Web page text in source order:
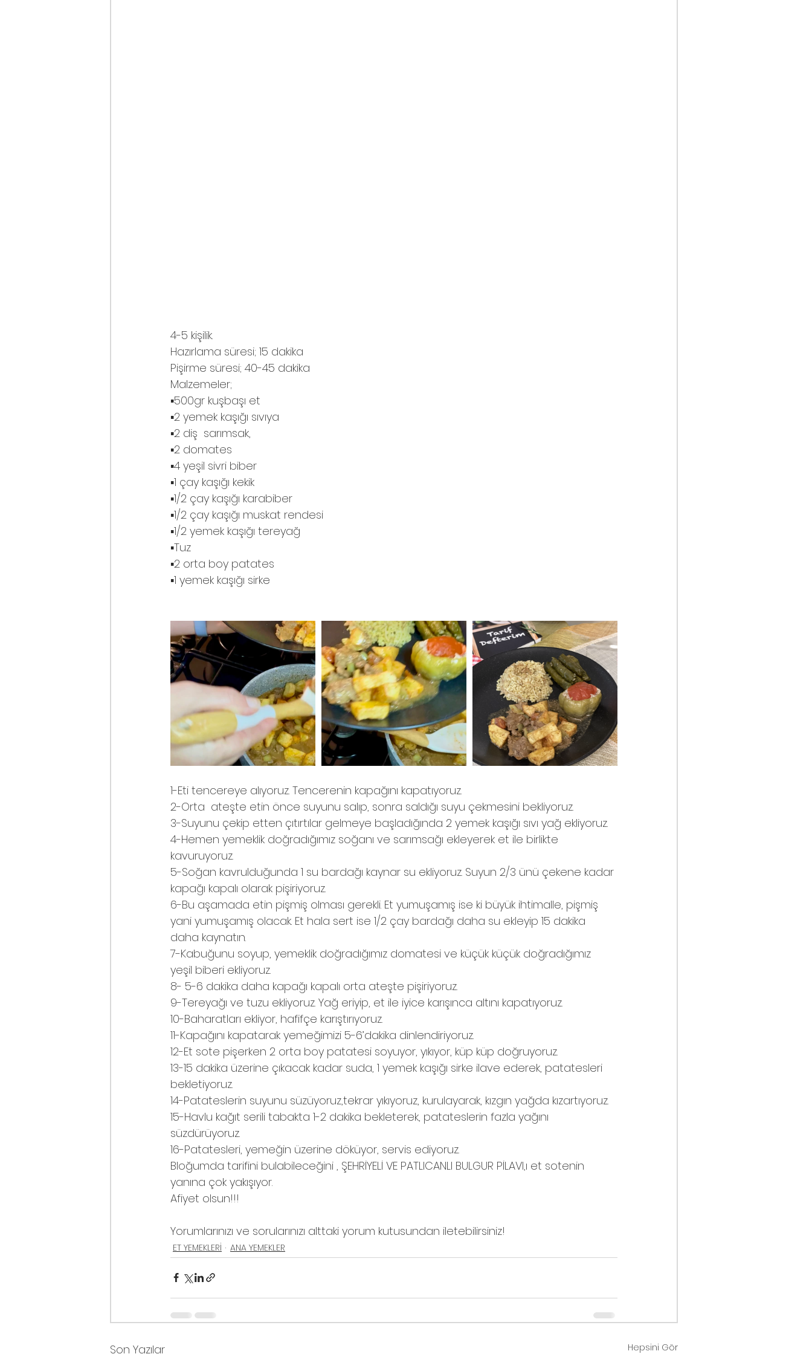
4-5 kişilik.
Hazırlama süresi; 15 dakika
Pişirme süresi; 40-45 dakika
Malzemeler;
▪️500gr kuşbaşı et
▪️2 yemek kaşığı sıvıya
▪️2 diş  sarımsak,
▪️2 domates
▪️4 yeşil sivri biber
▪️1 çay kaşığı kekik
▪️1/2 çay kaşığı karabiber
▪️1/2 çay kaşığı muskat rendesi
▪️1/2 yemek kaşığı tereyağ
▪️Tuz
▪️2 orta boy patates
▪️1 yemek kaşığı sirke
1-Eti tencereye alıyoruz. Tencerenin kapağını kapatıyoruz.
2-Orta  ateşte etin önce suyunu salıp, sonra saldığı suyu çekmesini bekliyoruz.
3-Suyunu çekip etten çıtırtılar gelmeye başladığında 2 yemek kaşığı sıvı yağ ekliyoruz.
4-Hemen yemeklik doğradığımız soğanı ve sarımsağı ekleyerek et ile birlikte
kavuruyoruz.
5-Soğan kavrulduğunda 1 su bardağı kaynar su ekliyoruz. Suyun 2/3 ünü çekene kadar
kapağı kapalı olarak pişiriyoruz.
6-Bu aşamada etin pişmiş olması gerekli. Et yumuşamış ise ki büyük ihtimalle, pişmiş
yani yumuşamış olacak. Et hala sert ise 1/2 çay bardağı daha su ekleyip 15 dakika
daha kaynatın.
7-Kabuğunu soyup, yemeklik doğradığımız domatesi ve küçük küçük doğradığımız
yeşil biberi ekliyoruz.
8- 5-6 dakika daha kapağı kapalı orta ateşte pişiriyoruz.
9-Tereyağı ve tuzu ekliyoruz. Yağ eriyip, et ile iyice karışınca altını kapatıyoruz.
10-Baharatları ekliyor, hafifçe karıştırıyoruz.
11-Kapağını kapatarak yemeğimizi 5-6’dakika dinlendiriyoruz.
12-Et sote pişerken 2 orta boy patatesi soyuyor, yıkıyor, küp küp doğruyoruz.
13-15 dakika üzerine çıkacak kadar suda, 1 yemek kaşığı sirke ilave ederek, patatesleri
bekletiyoruz.
14-Patateslerin suyunu süzüyoruz,tekrar yıkıyoruz, kurulayarak, kızgın yağda kızartıyoruz.
15-Havlu kağıt serili tabakta 1-2 dakika bekleterek, patateslerin fazla yağını
süzdürüyoruz.
16-Patatesleri, yemeğin üzerine döküyor, servis ediyoruz.
Bloğumda tarifini bulabileceğini , ŞEHRİYELİ VE PATLICANLI BULGUR PİLAVI,ı et sotenin
yanına çok yakışıyor.
Afiyet olsun!!!
Yorumlarınızı ve sorularınızı alttaki yorum kutusundan iletebilirsiniz!
ET YEMEKLERİ ANA YEMEKLER
Son Yazılar Hepsini Gör